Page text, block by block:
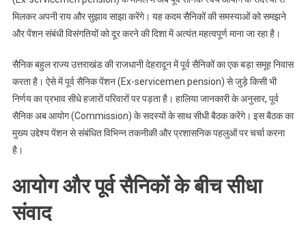
मिलकर अपनी राय और सुझाव साझा करेंगे। यह कदम सैनिकों की समस्याओं को समझने
और पेंशन संबंधी विसंगतियों को दूर करने की दिशा में अत्यंत महत्वपूर्ण माना जा रहा है।
सैनिक बहुल राज्य उत्तराखंड की राजधानी देहरादून में पूर्व सैनिकों का एक बड़ा समूह निवास
करता है। ऐसे में पूर्व सैनिक पेंशन (Ex-servicemen pension) से जुड़े किसी भी
निर्णय का प्रभाव सीधे हजारों परिवारों पर पड़ता है। हालिया जानकारी के अनुसार, पूर्व
सैनिक अब आयोग (Commission) के सदस्यों के साथ सीधी बैठक करेंगे। इस बैठक का
मुख्य उद्देश्य पेंशन से संबंधित विभिन्न तकनीकी और प्रशासनिक पहलुओं पर चर्चा करना
है।
आयोग और पूर्व सैनिकों के बीच सीधा
संवाद